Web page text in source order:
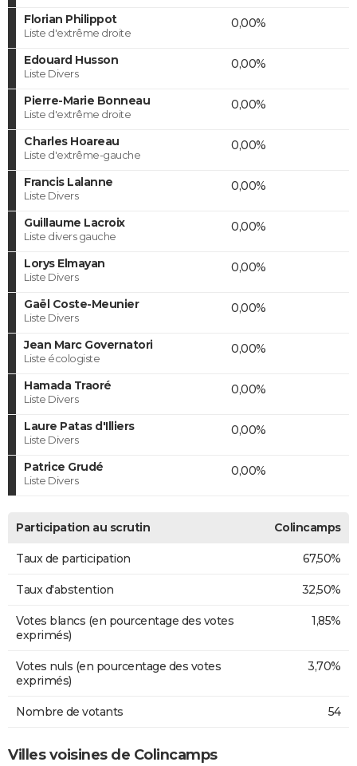
Florian Philippot
Liste d'extrême droite
0,00%
Edouard Husson
Liste Divers
0,00%
Pierre-Marie Bonneau
Liste d'extrême droite
0,00%
Charles Hoareau
Liste d'extrême-gauche
0,00%
Francis Lalanne
Liste Divers
0,00%
Guillaume Lacroix
Liste divers gauche
0,00%
Lorys Elmayan
Liste Divers
0,00%
Gaël Coste-Meunier
Liste Divers
0,00%
Jean Marc Governatori
Liste écologiste
0,00%
Hamada Traoré
Liste Divers
0,00%
Laure Patas d'Illiers
Liste Divers
0,00%
Patrice Grudé
Liste Divers
0,00%
Participation au scrutin Colincamps
Taux de participation 67,50%
Taux d'abstention 32,50%
Votes blancs (en pourcentage des votes
exprimés)
1,85%
Votes nuls (en pourcentage des votes
exprimés)
3,70%
Nombre de votants 54
Villes voisines de Colincamps